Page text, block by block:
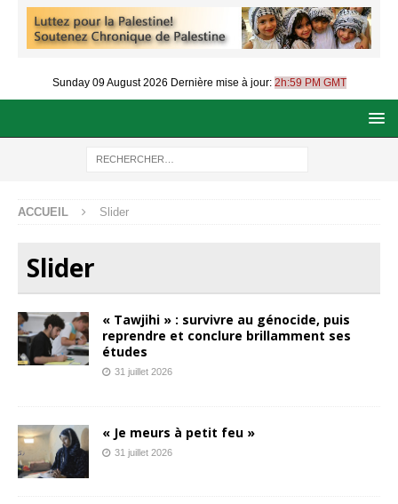
Sunday 09 August 2026 Dernière mise à jour: 2h:59 PM GMT
ACCUEIL Slider
Slider
« Tawjihi » : survivre au génocide, puis
reprendre et conclure brillamment ses
études
31 juillet 2026
« Je meurs à petit feu »
31 juillet 2026